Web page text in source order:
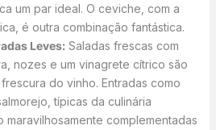
um par ideal. O ceviche, com a
é outra combinação fantástica.
Leves:Saladas frescas com
nozes e um vinagrete cítrico são
do vinho. Entradas como
típicas da culinária
maravilhosamente complementadas